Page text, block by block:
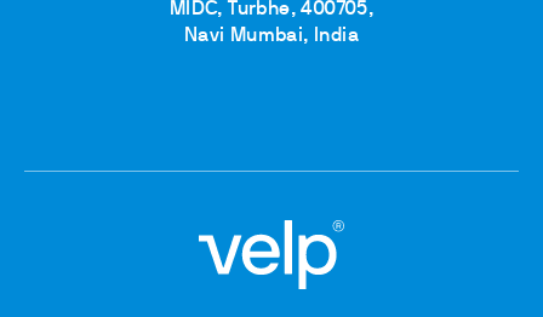
MIDC, Turbhe, 400705,
Navi Mumbai, India